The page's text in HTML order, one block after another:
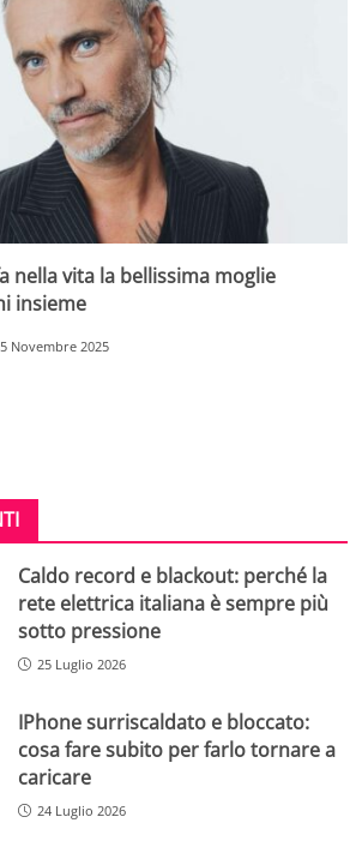
nella vita la bellissima moglie
insieme
Novembre 2025
Caldo record e blackout: perché la
rete elettrica italiana è sempre più
sotto pressione
25 Luglio 2026
IPhone surriscaldato e bloccato:
cosa fare subito per farlo tornare a
caricare
24 Luglio 2026